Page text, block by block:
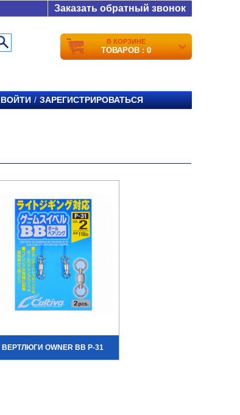
Заказать обратный звонок
В КОРЗИНЕ
ТОВАРОВ : 0
ВОЙТИ / ЗАРЕГИСТРИРОВАТЬСЯ
ВЕРТЛЮГИ OWNER BB P-31